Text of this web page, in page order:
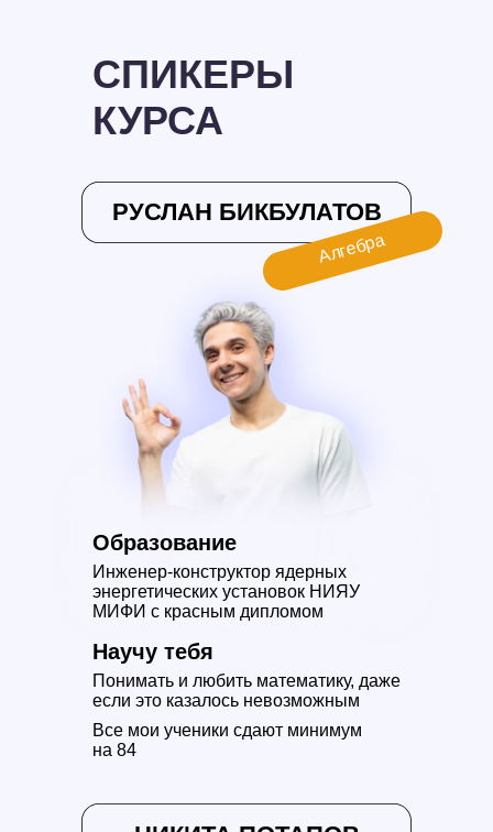
Алгебра
СПИКЕРЫ
КУРСА
Образование
Инженер-конструктор ядерных
энергетических установок НИЯУ
МИФИ с красным дипломом
Все мои ученики сдают минимум
на 84
РУСЛАН БИКБУЛАТОВ
Научу тебя
Понимать и любить математику, даже
если это казалось невозможным